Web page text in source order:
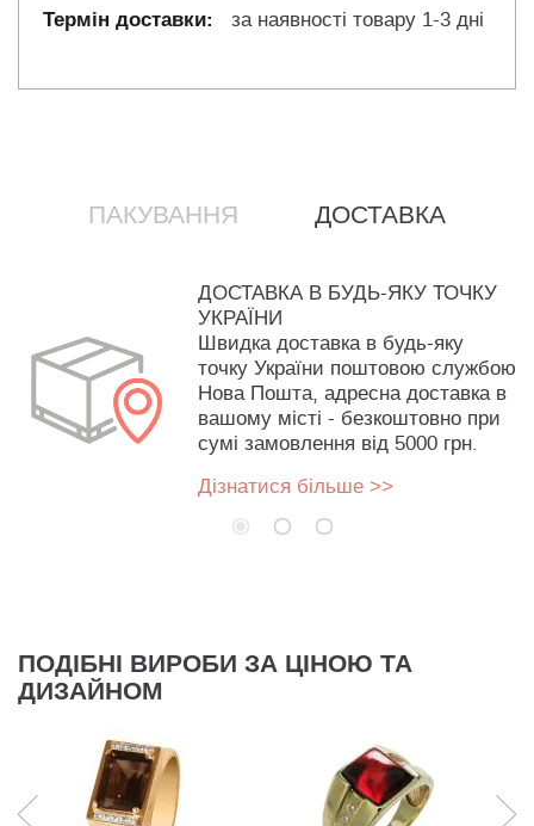
за наявності товару 1-3 дні
ПАКУВАННЯ ДОСТАВКА
ДОСТАВКА В БУДЬ-ЯКУ ТОЧКУ
УКРАЇНИ
Швидка доставка в будь-яку
точку України поштовою службою
Нова Пошта, адресна доставка в
вашому місті - безкоштовно при
сумі замовлення від 5000 грн.
Дізнатися більше >>
ПОДІБНІ ВИРОБИ ЗА ЦІНОЮ ТА
ДИЗАЙНОМ